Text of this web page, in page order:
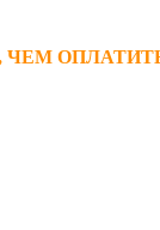
ЧЕМ